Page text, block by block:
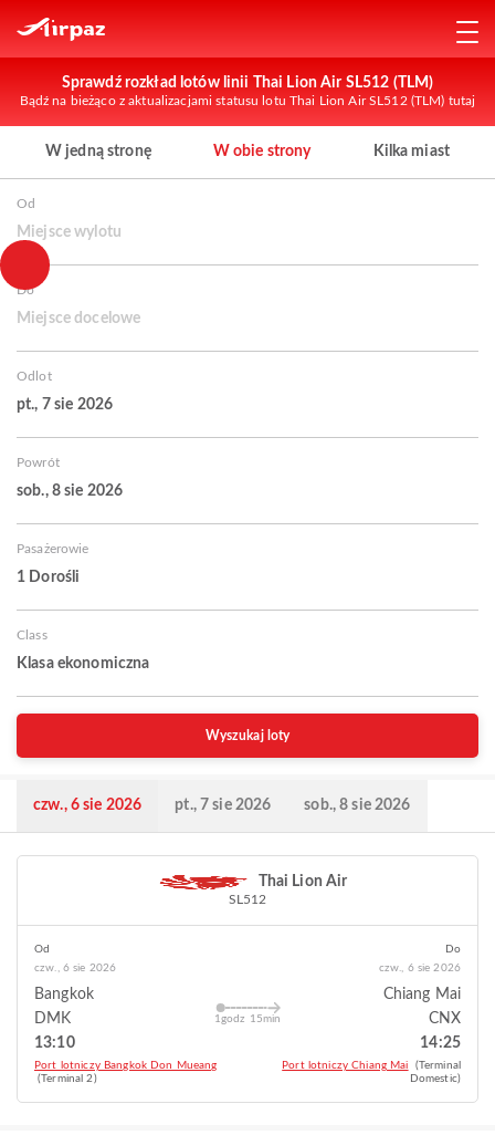
Sprawdź rozkład lotów linii Thai Lion Air SL512 (TLM)
Bądź na bieżąco z aktualizacjami statusu lotu Thai Lion Air SL512 (TLM) tutaj
W jedną stronę W obie strony Kilka miast
Od
Miejsce wylotu
Do
Miejsce docelowe
Odlot
pt., 7 sie 2026
Powrót
sob., 8 sie 2026
Pasażerowie
1 Dorośli
Class
Klasa ekonomiczna
Wyszukaj loty
czw., 6 sie 2026 pt., 7 sie 2026 sob., 8 sie 2026
Thai Lion Air
SL512
Od
czw., 6 sie 2026
Bangkok
DMK
13:10
Port lotniczy Bangkok Don Mueang
(Terminal 2)
1godz 15min
Do
czw., 6 sie 2026
Chiang Mai
CNX
14:25
Port lotniczy Chiang Mai
(Terminal
Domestic)